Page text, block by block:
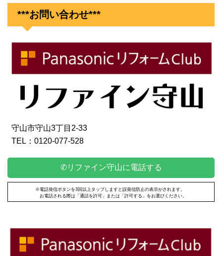
***お問い合わせ***
守山市守山3丁目2-33
TEL：0120-077-528
✆リファイン守山に電話する
※電話発信ボタンを3回以上タップしますと誤発信防止の表示がされます。
お電話される際は「通話を許可」または「許可する」をお選びください。